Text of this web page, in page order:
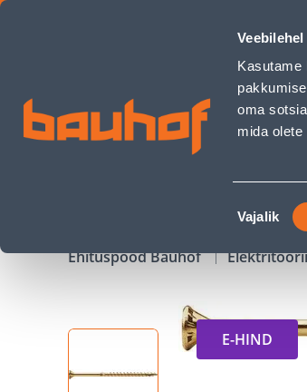
Kasutame
oma
mida
Nõusoleku
valik
Vajalik
PUIDUKRUVI PEITPEA CLINT 8,0X280/100 TX
Äriklienditeenindus
Ehituspood Bauhof
E-HIND